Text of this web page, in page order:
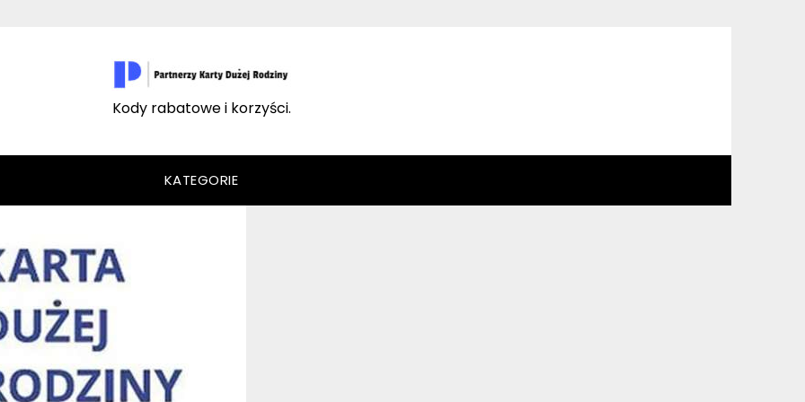
Kody rabatowe i korzyści.
KATEGORIE